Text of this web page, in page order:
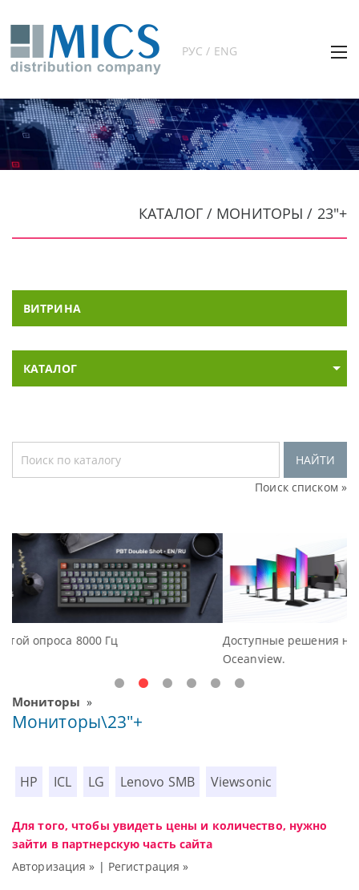
РУС / ENG
КАТАЛОГ / МОНИТОРЫ / 23"+
ВИТРИНА
КАТАЛОГ
НАЙТИ
Поиск списком »
Доступные решения начального уровня, новые
Мониторы »
Мониторы\23"+
HP ICL LG Lenovo SMB Viewsonic
Для того, чтобы увидеть цены и количество, нужно
зайти в партнерскую часть сайта
Авторизация » | Регистрация »